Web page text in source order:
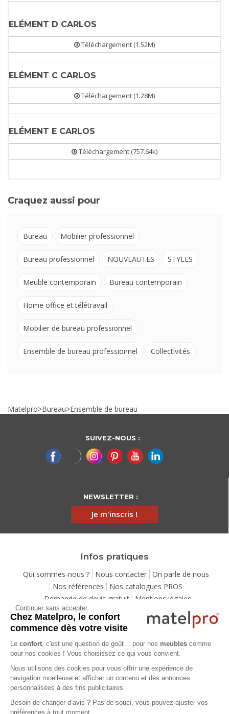
ELÉMENT D CARLOS
Téléchargement (1.52M)
ELÉMENT C CARLOS
Téléchargement (1.28M)
ELÉMENT E CARLOS
Téléchargement (757.64k)
Craquez aussi pour
Bureau Mobilier professionnel
Bureau professionnel NOUVEAUTES STYLES
Meuble contemporain Bureau contemporain
Home office et télétravail
Mobilier de bureau professionnel
Ensemble de bureau professionnel Collectivités
Matelpro>Bureau>Ensemble de bureau
SUIVEZ-NOUS :
NEWSLETTER :
Je m'inscris !
Infos pratiques
Qui sommes-nous ? Nous contacter
On parle de nous
Nos références
Nos catalogues PROS
Demande de devis gratuit
Mentions légales
Conditions générales de vente
Protection de la vie privée
Gestion des cookies
Utilisation de l'IA
Eco-participation
Pack Sérénité Cartes cadeaux
Codes promos
Location de mobilier professionnel
Aide
Foire Aux Questions Méthodes de livraison
Continuer sans accepter
Chez Matelpro, le confort
commence dès votre visite
Le confort, c'est une question de goût… pour nos meubles comme
pour nos cookies ! Vous choisissez ce qui vous convient.
Nous utilisons des cookies pour vous offrir une expérience de
navigation moelleuse et afficher un contenu et des annonces
personnalisées à des fins publicitaires
Besoin de changer d’avis ? Pas de souci, vous pouvez ajuster vos
préférences à tout moment